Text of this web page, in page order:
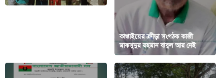
কাপ্তাইয়ের ক্রীড়া সংগঠক কাজী
মাকসুদুর রহমান বাবুল আর নেই